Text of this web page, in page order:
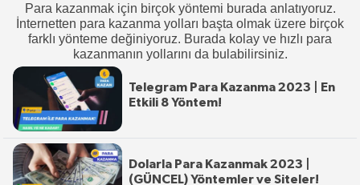
Para kazanmak için birçok yöntemi burada anlatıyoruz.
İnternetten para kazanma yolları başta olmak üzere birçok
farklı yönteme değiniyoruz. Burada kolay ve hızlı para
kazanmanın yollarını da bulabilirsiniz.
Telegram Para Kazanma 2023 | En
Etkili 8 Yöntem!
Dolarla Para Kazanmak 2023 |
(GÜNCEL) Yöntemler ve Siteler!